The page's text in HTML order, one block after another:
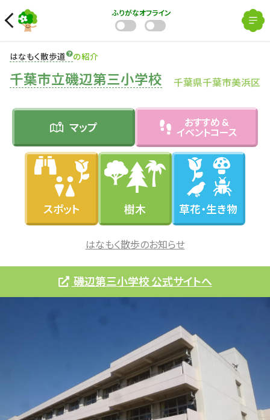
ふりがなオフライン
はなもく散歩道 の紹介
千葉市立磯辺第三小学校 千葉県千葉市美浜区
マップ
おすすめ &
イベントコース
スポット 樹木 草花・生き物
はなもく散歩のお知らせ
磯辺第三小学校 公式サイトへ